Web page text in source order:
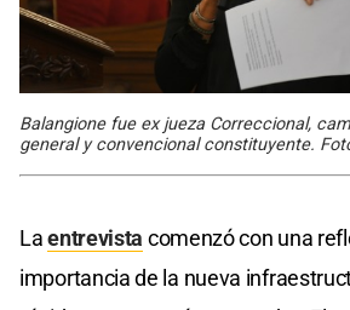
Balangione fue ex jueza Correccional,
general y convencional constituyente.
Laentrevista comenzó con una
importancia de la nueva